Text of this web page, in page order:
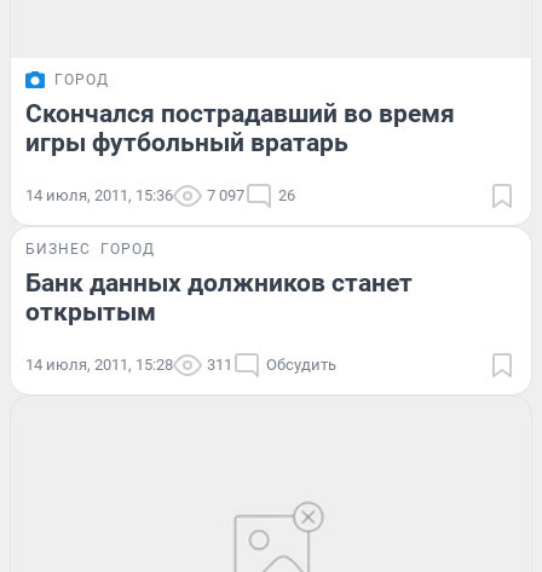
ГОРОД
Скончался пострадавший во время
игры футбольный вратарь
14 июля, 2011, 15:36 7 097 26
БИЗНЕС ГОРОД
Банк данных должников станет
открытым
14 июля, 2011, 15:28 311 Обсудить